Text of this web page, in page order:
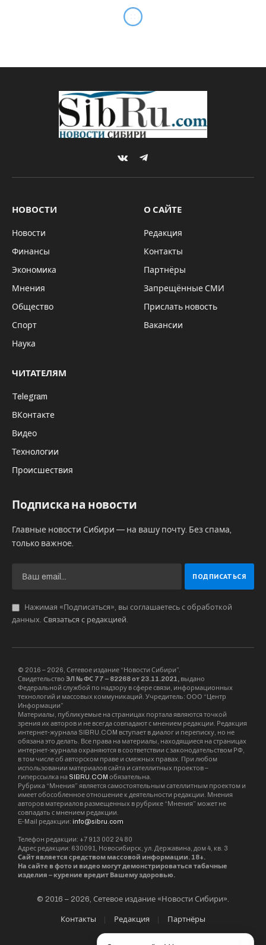
жупел для новосибирских
активистов
Михаил ШТЕРН 02.01.2022 Updated: 03.01.2022
Комментариев нет 5 Mins Read
Глава Следкома РФ Александр Бастрыкин
отреагировал на обращение
призвали запретить концерт солиста
“Раммштайн” в Новосибирске как
“антикультурное явление”. Бастрыкин
поручил новосибирскому коллеге
Александру Бадулину “проверить доводы
поле”появилось“Открытое обращение к
депутатам Государственной Думы от
Новосибирской области” от “Новосибирского
Координационного Совета в защиту
традиционных семейных ценностей”.
Авторы текста обращаются к депутатам
Госдумы восьмого созыва Александру
Аксененко, Игорю Антропенко, Александру
Жукову, Олегу Иванинскому, Виктору
Игнатову, Дмитрию Савельеву, Ренату
Сулейманову, Александру Терентьеву с
просьбой – запретить выступление
“скандального исполнителя – солиста
немецкой группы Rammstein Тилля
Линдеманна”. Исполнителя уже “пытались
привлечь к ответственности за «разжигание
подчеркивают авторы обращения и приводят
ссылки накомментарийМаксима Сурайкина
для “Газеты.ру”, на публикации РИА “Катюша”,
Ленты.ру и других СМИ.
Общественники предлагают “инициировать на